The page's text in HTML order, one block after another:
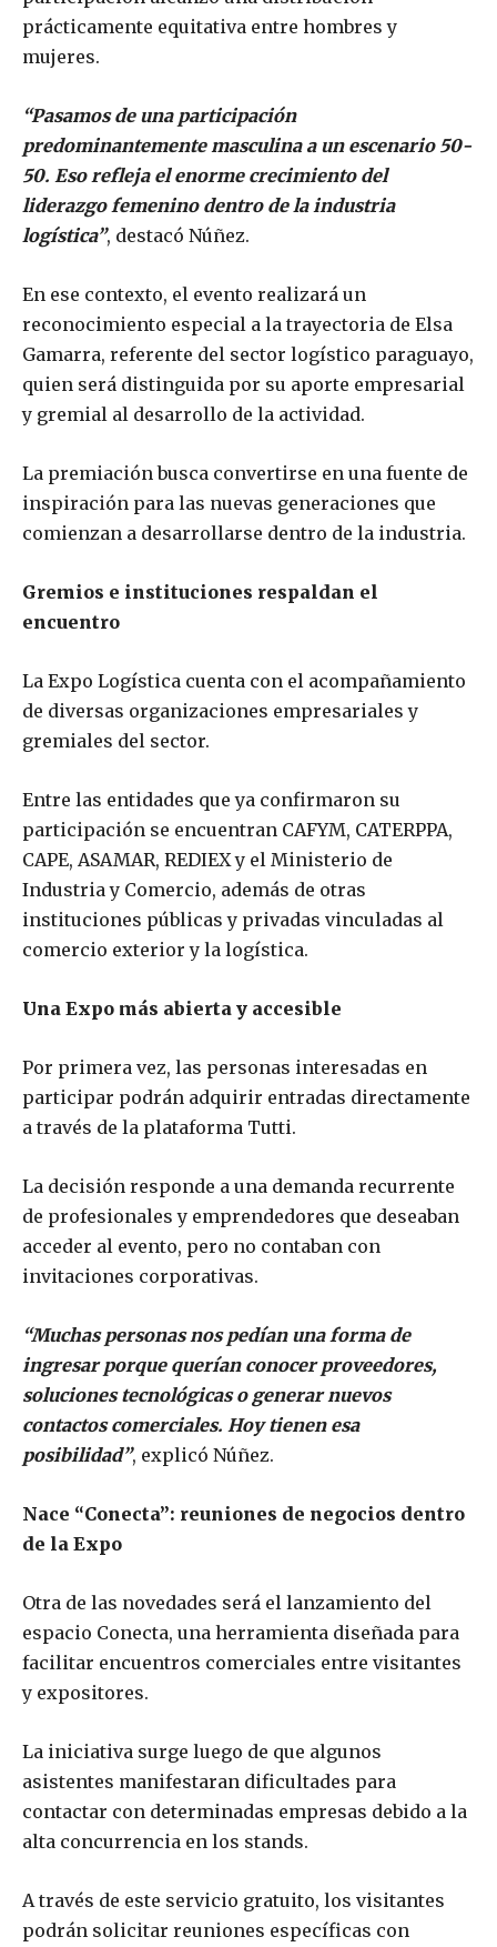
prácticamente equitativa entre hombres y
mujeres.
“Pasamos de una participación
predominantemente masculina a un escenario 50-
50. Eso refleja el enorme crecimiento del
liderazgo femenino dentro de la industria
logística”, destacó Núñez.
En ese contexto, el evento realizará un
reconocimiento especial a la trayectoria de Elsa
Gamarra, referente del sector logístico paraguayo,
quien será distinguida por su aporte empresarial
y gremial al desarrollo de la actividad.
La premiación busca convertirse en una fuente de
inspiración para las nuevas generaciones que
comienzan a desarrollarse dentro de la industria.
Gremios e instituciones respaldan el
encuentro
La Expo Logística cuenta con el acompañamiento
de diversas organizaciones empresariales y
gremiales del sector.
Entre las entidades que ya confirmaron su
participación se encuentran CAFYM, CATERPPA,
CAPE, ASAMAR, REDIEX y el Ministerio de
Industria y Comercio, además de otras
instituciones públicas y privadas vinculadas al
comercio exterior y la logística.
Una Expo más abierta y accesible
Por primera vez, las personas interesadas en
participar podrán adquirir entradas directamente
a través de la plataforma Tutti.
La decisión responde a una demanda recurrente
de profesionales y emprendedores que deseaban
acceder al evento, pero no contaban con
invitaciones corporativas.
“Muchas personas nos pedían una forma de
ingresar porque querían conocer proveedores,
soluciones tecnológicas o generar nuevos
contactos comerciales. Hoy tienen esa
posibilidad”, explicó Núñez.
Nace “Conecta”: reuniones de negocios dentro
de la Expo
Otra de las novedades será el lanzamiento del
espacio Conecta, una herramienta diseñada para
facilitar encuentros comerciales entre visitantes
y expositores.
La iniciativa surge luego de que algunos
asistentes manifestaran dificultades para
contactar con determinadas empresas debido a la
alta concurrencia en los stands.
A través de este servicio gratuito, los visitantes
podrán solicitar reuniones específicas con